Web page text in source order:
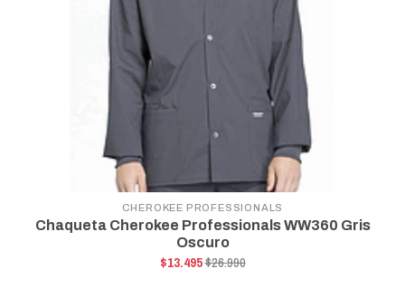
CHEROKEE PROFESSIONALS
Chaqueta Cherokee Professionals WW360 Gris
Oscuro
$13.495$26.990